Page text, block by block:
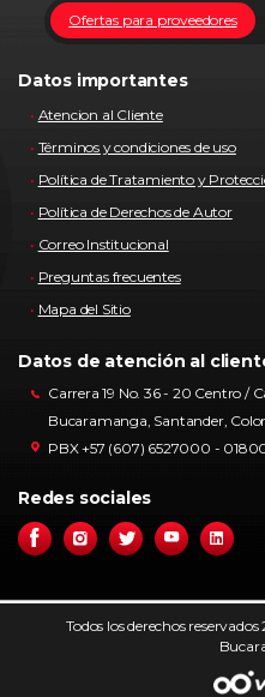
Ofertas para proveedores
Datos importantes
Atencion al Cliente
Términos y condiciones de uso
Política de Tratamiento y
Política de Derechos de Autor
Correo Institucional
Preguntas frecuentes
Mapa del Sitio
Datos de atención al
Carrera 19 No. 36 - 20 Centro /
Bucaramanga, Santander,
PBX +57 (607) 6527000 -
Redes sociales
Todos los derechos